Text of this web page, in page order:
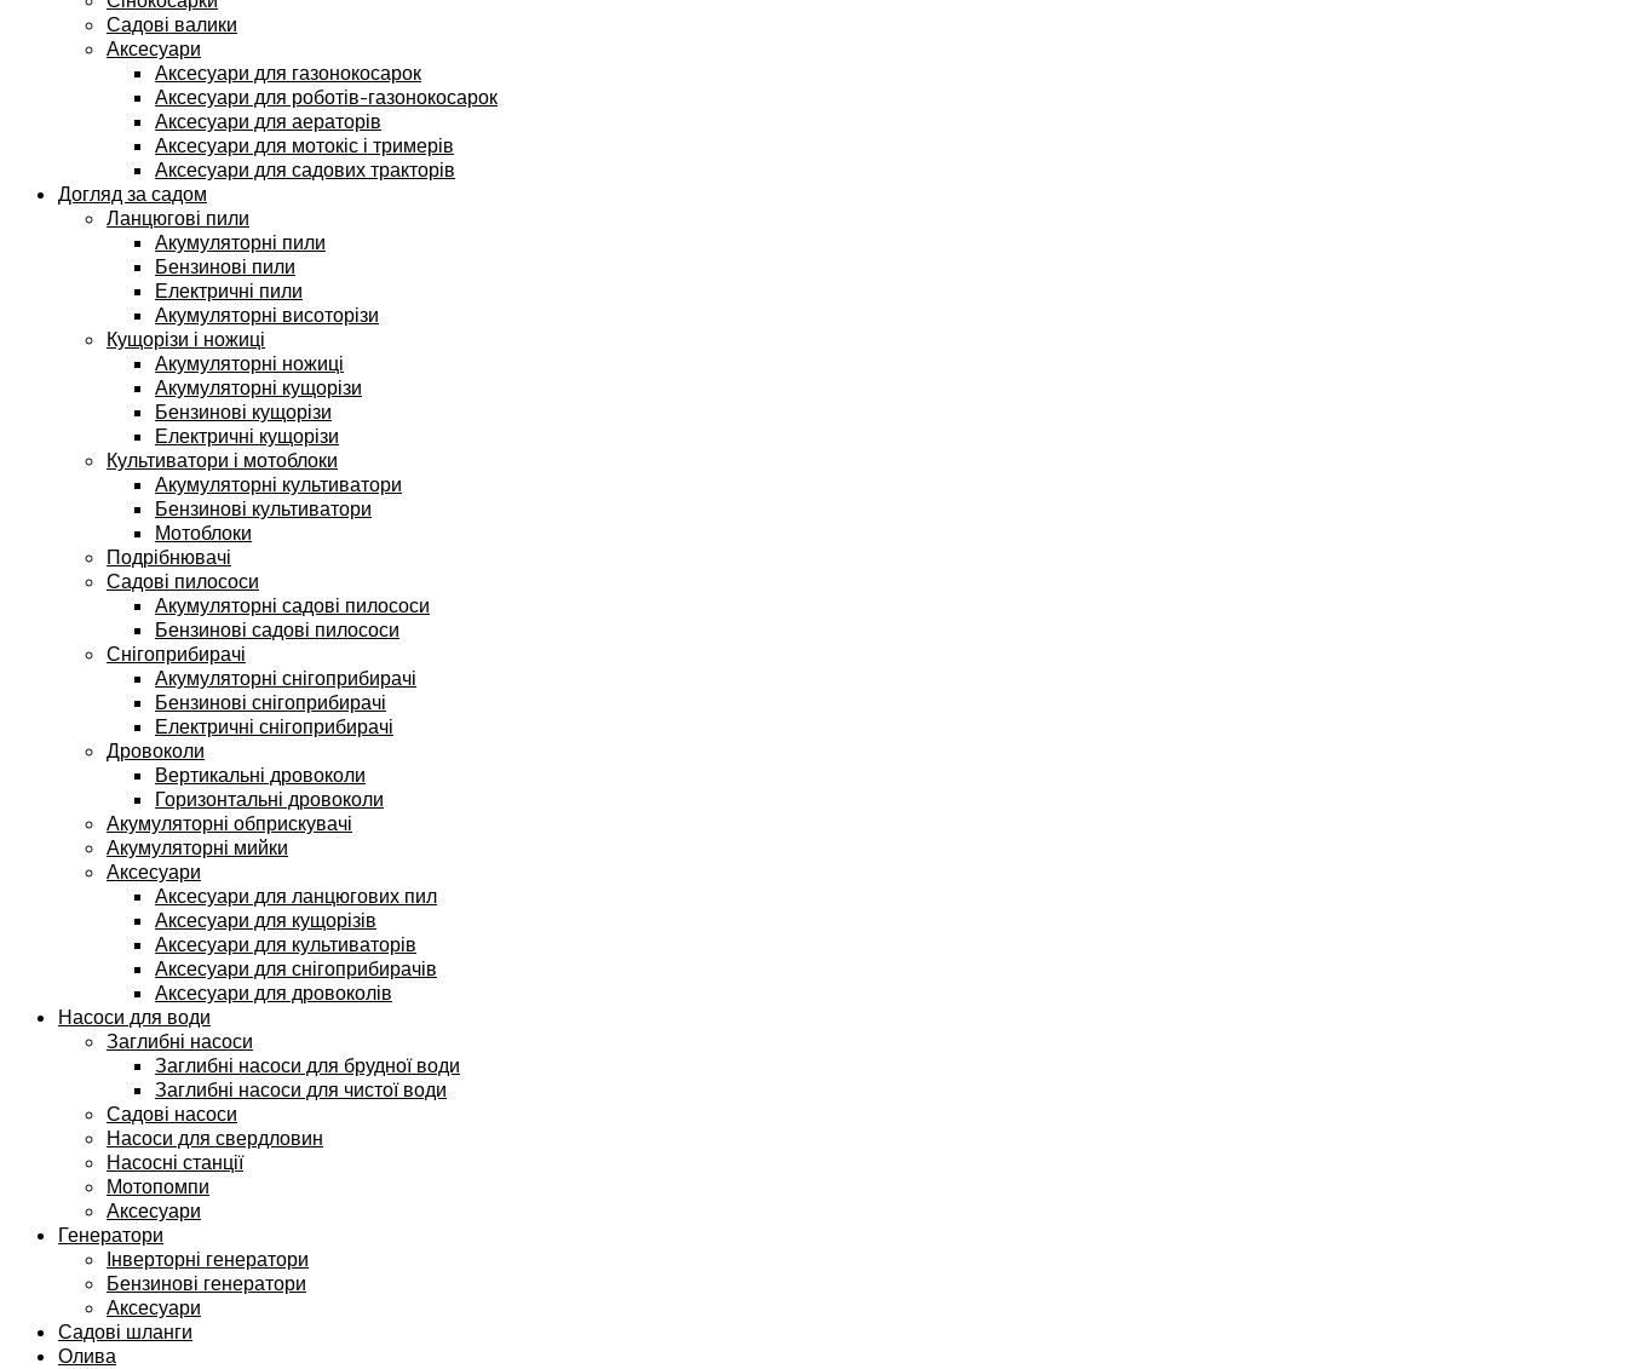
Садові валики
Аксесуари
Аксесуари для газонокосарок
Аксесуари для роботів-газонокосарок
Аксесуари для аераторів
Аксесуари для мотокіс і тримерів
Аксесуари для садових тракторів
Догляд за садом
Ланцюгові пили
Акумуляторні пили
Бензинові пили
Електричні пили
Акумуляторні висоторізи
Кущорізи і ножиці
Акумуляторні ножиці
Акумуляторні кущорізи
Бензинові кущорізи
Електричні кущорізи
Культиватори і мотоблоки
Акумуляторні культиватори
Бензинові культиватори
Мотоблоки
Подрібнювачі
Садові пилососи
Акумуляторні садові пилососи
Бензинові садові пилососи
Снігоприбирачі
Акумуляторні снігоприбирачі
Бензинові снігоприбирачі
Електричні снігоприбирачі
Дровоколи
Вертикальні дровоколи
Горизонтальні дровоколи
Акумуляторні обприскувачі
Акумуляторні мийки
Аксесуари
Аксесуари для ланцюгових пил
Аксесуари для кущорізів
Аксесуари для культиваторів
Аксесуари для снігоприбирачів
Аксесуари для дровоколів
Насоси для води
Заглибні насоси
Заглибні насоси для брудної води
Заглибні насоси для чистої води
Садові насоси
Насоси для свердловин
Насосні станції
Мотопомпи
Аксесуари
Генератори
Інверторні генератори
Бензинові генератори
Аксесуари
Садові шланги
Олива